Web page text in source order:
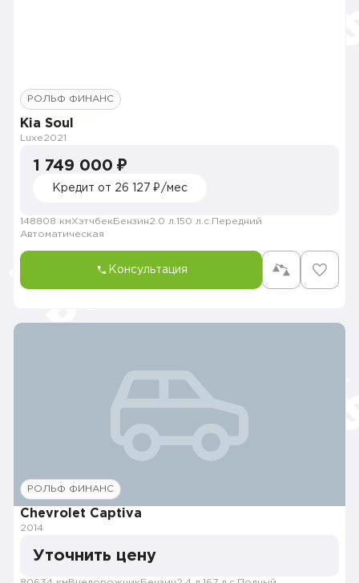
РОЛЬФ ФИНАНС
Kia Soul
Luxe2021
1 749 000 ₽
Кредит от 26 127 ₽/мес
148808 кмХэтчбек Бензин2.0 л. 150 л.с. Передний
Автоматическая
Консультация
РОЛЬФ ФИНАНС
Chevrolet Captiva
2014
Уточнить цену